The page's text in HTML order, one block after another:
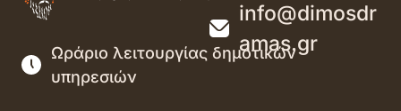
info@dimosdr
amas.gr
Ωράριο λειτουργίας δημοτικών
υπηρεσιών